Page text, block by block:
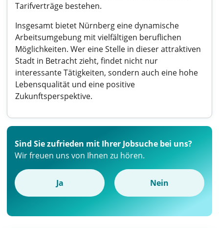
Tarifverträge bestehen.
Insgesamt bietet Nürnberg eine dynamische
Arbeitsumgebung mit vielfältigen beruflichen
Möglichkeiten. Wer eine Stelle in dieser attraktiven
Stadt in Betracht zieht, findet nicht nur
interessante Tätigkeiten, sondern auch eine hohe
Lebensqualität und eine positive
Zukunftsperspektive.
Sind Sie zufrieden mit Ihrer Jobsuche bei uns?
Wir freuen uns von Ihnen zu hören.
Ja Nein